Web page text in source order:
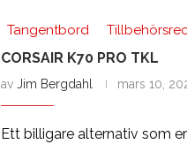
Tangentbord
CORSAIR K70 PRO TKL
av Jim Bergdahl mars 10,
Ett billigare alternativ som